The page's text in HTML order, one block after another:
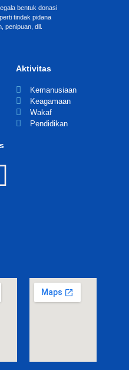
bentuk donasi
tindak pidana
penipuan, dll.
Aktivitas
Kemanusiaan
Keagamaan
Wakaf
Pendidikan